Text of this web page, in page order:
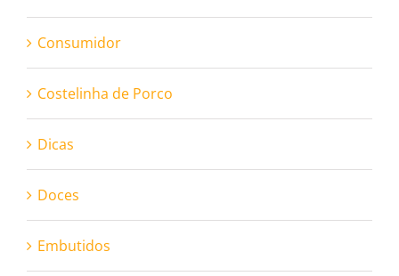
Consumidor
Costelinha de Porco
Dicas
Doces
Embutidos